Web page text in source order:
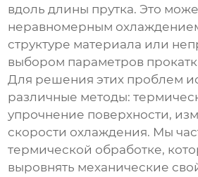
вдоль длины прутка. Это
неравномерным
структуре материала или
выбором параметров
Для решения этих проблем
различные методы:
упрочнение поверхности,
скорости охлаждения. Мы
термической обработке,
выровнять механические